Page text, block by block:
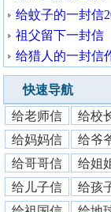
给蚊子的一封信
祖父留下一封信
给猎人的一封信
快速导航
给老师信 给校
给妈妈信
给爷
给哥哥信
给姐
给儿子信
给孩